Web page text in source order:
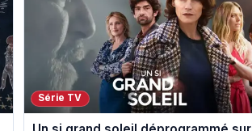
Série TV